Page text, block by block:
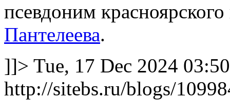
псевдоним
Пантелеева.
]]> Tue, 17 Dec 2024
http://sitebs.ru/blogs/